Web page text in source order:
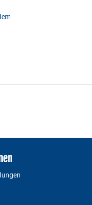
Diameter: 10.5mm to
Erfüllt als
RP203 Fixed ISC